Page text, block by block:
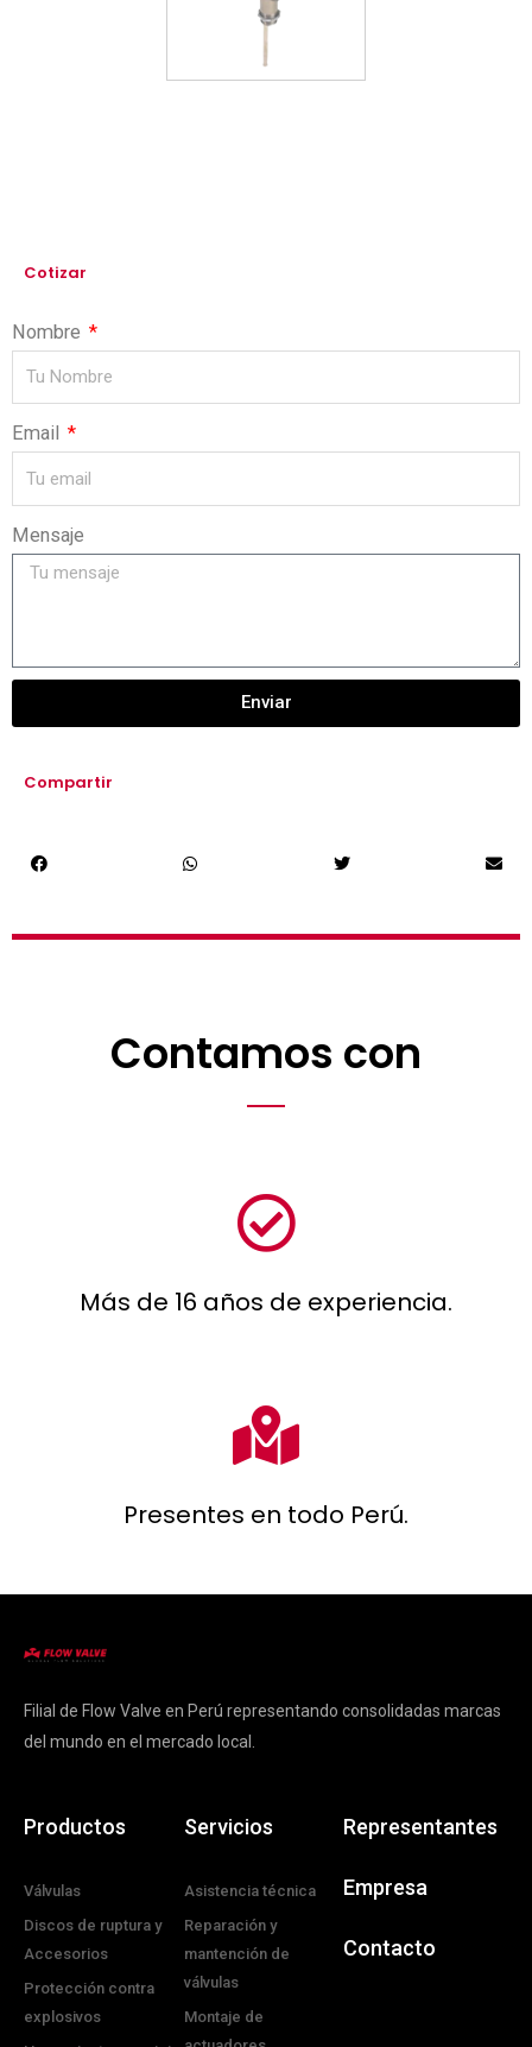
Cotizar
Nombre
Email
Mensaje
Enviar
Compartir
Contamos con
Más de 16 años de experiencia.
Presentes en todo Perú.
Filial de Flow Valve en Perú representando consolidadas marcas
del mundo en el mercado local.
Productos
Válvulas
Discos de ruptura y
Accesorios
Protección contra
explosivos
Servicios
Asistencia técnica
Reparación y
mantención de
válvulas
Montaje de
Representantes
Empresa
Contacto